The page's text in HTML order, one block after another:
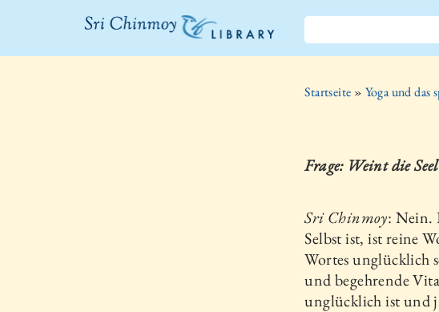
Sri Chinmoy
Startseite » Yoga und das
Frage: Weint die
Sri Chinmoy: Nein.
Selbst ist, ist reine
Wortes unglücklich
und begehrende
unglücklich ist und